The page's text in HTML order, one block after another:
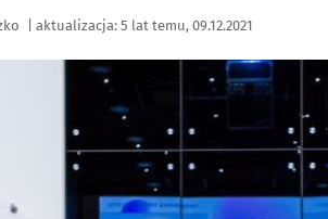
aktualizacja: 5 lat temu, 09.12.2021